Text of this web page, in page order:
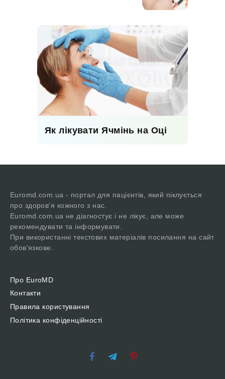
Як лікувати Ячмінь на Оці
Euromd.com.ua - портал для пацієнтів, який піклується
про здоров'я кожного з нас.
Euromd.com.ua не діагностує і не лікує, але може
рекомендувати та інформувати.
При використанні текстових матеріалів посилання на сайт
обов'язкове.
Про EuroMD
Контакти
Правила користування
Політика конфіденційності